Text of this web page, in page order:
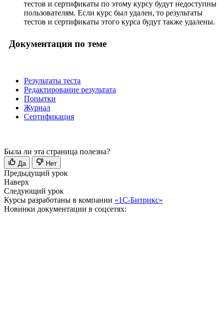
тестов и сертификаты по этому курсу будут недоступны
пользователям. Если курс был удален, то результаты
тестов и сертификаты этого курса будут также удалены.
Документация по теме
Результаты теста
Редактирование результата
Попытки
Журнал
Сертификация
Была ли эта страница полезна?
Да Нет
Предыдущий урок
Наверх
Следующий урок
Курсы разработаны в компании «1С-Битрикс»
Новинки документации в соцсетях: